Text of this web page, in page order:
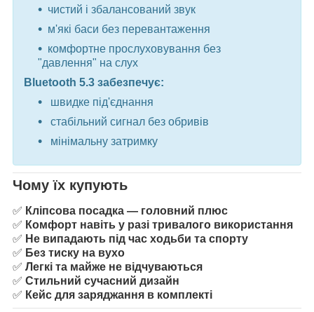
чистий і збалансований звук
м'які баси без перевантаження
комфортне прослуховування без
"давлення" на слух
Bluetooth 5.3 забезпечує:
швидке під'єднання
стабільний сигнал без обривів
мінімальну затримку
Чому їх купують
✅ Кліпсова посадка — головний плюс
✅ Комфорт навіть у разі тривалого використання
✅ Не випадають під час ходьби та спорту
✅ Без тиску на вухо
✅ Легкі та майже не відчуваються
✅ Стильний сучасний дизайн
✅ Кейс для заряджання в комплекті